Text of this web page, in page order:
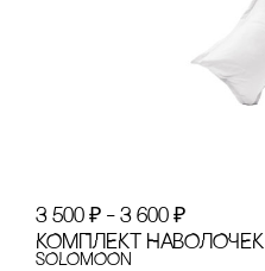
3 500 ₽ – 3 600 ₽
КОМПЛЕКТ НАВОЛОЧЕК
SOLOMOON